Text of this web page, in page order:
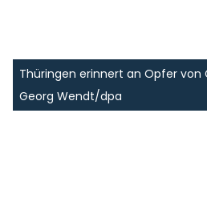
Thüringen erinnert an Opfer von
Georg Wendt/dpa